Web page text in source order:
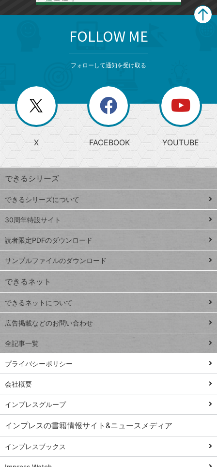
じ
る
search
検
索
上
昇
ワ
ー
ド
Google
スプレ
ッドシ
ート
iPhone
VLOOKUP
close
閉じ
る
閉
じ
る
ー
か
ら
探
す
ト
ッ
プ
ペ
ジ
連載
Excel Q&A
トイアンナ流仕
事術
PowerAutomate
ではじめる業務
の完全自動化
AI議事録作成術
Windows 11
Q&A
Teams踏み込み
活用術
Excel講師の仕事
FOLLOW ME
フォローして通知を受け取る
X FACEBOOK YOUTUBE
できるシリーズ
できるシリーズについて
30周年特設サイト
読者限定PDFのダウンロード
サンプルファイルのダウンロード
できるネット
できるネットについて
広告掲載などのお問い合わせ
全記事一覧
プライバシーポリシー
会社概要
インプレスグループ
インプレスの書籍情報サイト&ニュースメディア
インプレスブックス